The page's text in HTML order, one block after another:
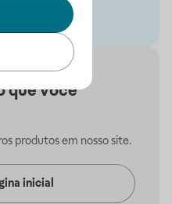
que você
produtos em nosso site.
inicial